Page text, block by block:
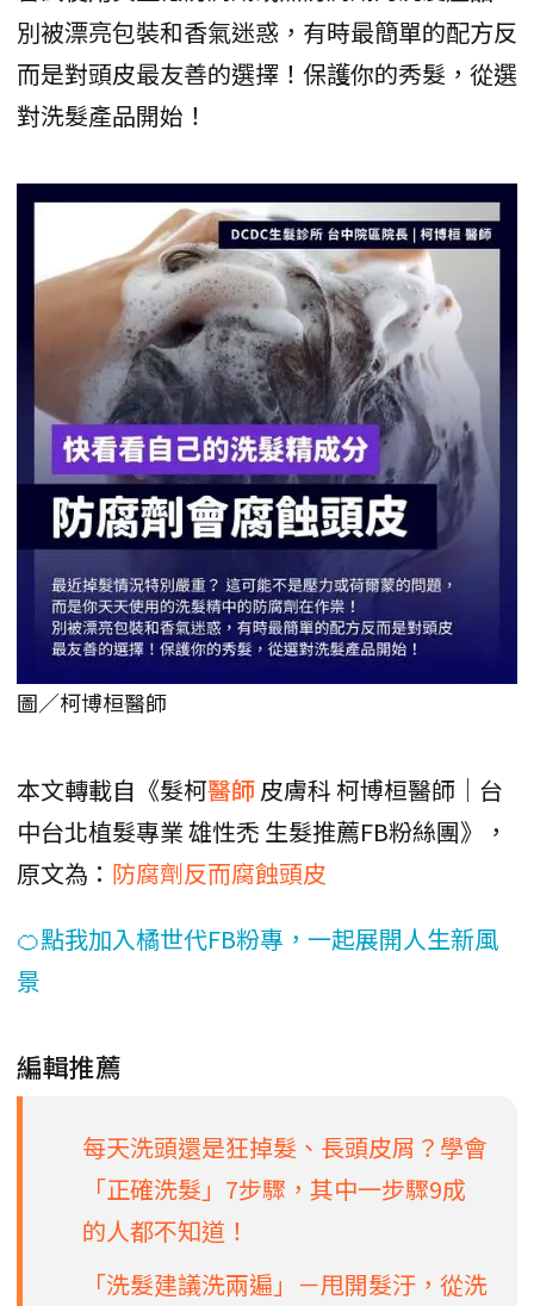
別被漂亮包裝和香氣迷惑，有時最簡單的配方反
而是對頭皮最友善的選擇！保護你的秀髮，從選
對洗髮產品開始！
圖／柯博桓醫師
本文轉載自《髮柯醫師皮膚科 柯博桓醫師｜台
中台北植髮專業 雄性禿 生髮推薦FB粉絲團》，
原文為： 防腐劑反而腐蝕頭皮
🍊點我加入橘世代FB粉專，一起展開人生新風
景
編輯推薦
每天洗頭還是狂掉髮、長頭皮屑？學會
「正確洗髮」7步驟，其中一步驟9成
的人都不知道！
「洗髮建議洗兩遍」－甩開髮汙，從洗